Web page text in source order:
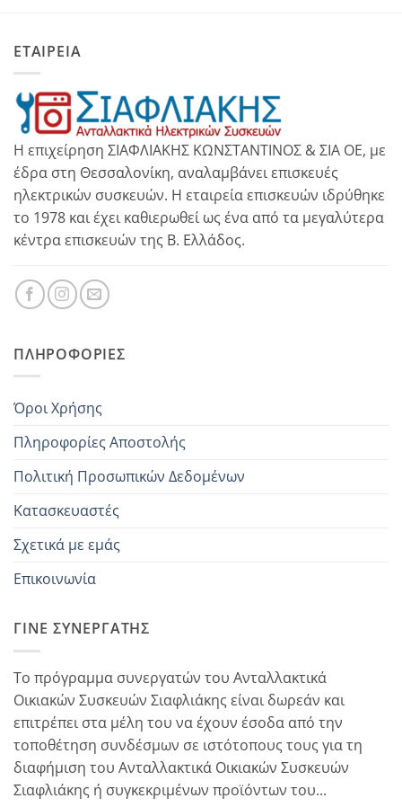
ΕΤΑΙΡΕΙΑ
Η επιχείρηση ΣΙΑΦΛΙΑΚΗΣ ΚΩΝΣΤΑΝΤΙΝΟΣ & ΣΙΑ ΟΕ, με
έδρα στη Θεσσαλονίκη, αναλαμβάνει επισκευές
ηλεκτρικών συσκευών. Η εταιρεία επισκευών ιδρύθηκε
το 1978 και έχει καθιερωθεί ως ένα από τα μεγαλύτερα
κέντρα επισκευών της Β. Ελλάδος.
ΠΛΗΡΟΦΟΡΊΕΣ
Όροι Χρήσης
Πληροφορίες Αποστολής
Πολιτική Προσωπικών Δεδομένων
Κατασκευαστές
Σχετικά με εμάς
Επικοινωνία
ΓΊΝΕ ΣΥΝΕΡΓΆΤΗΣ
Το πρόγραμμα συνεργατών του Ανταλλακτικά
Οικιακών Συσκευών Σιαφλιάκης είναι δωρεάν και
επιτρέπει στα μέλη του να έχουν έσοδα από την
τοποθέτηση συνδέσμων σε ιστότοπους τους για τη
διαφήμιση του Ανταλλακτικά Οικιακών Συσκευών
Σιαφλιάκης ή συγκεκριμένων προϊόντων του...